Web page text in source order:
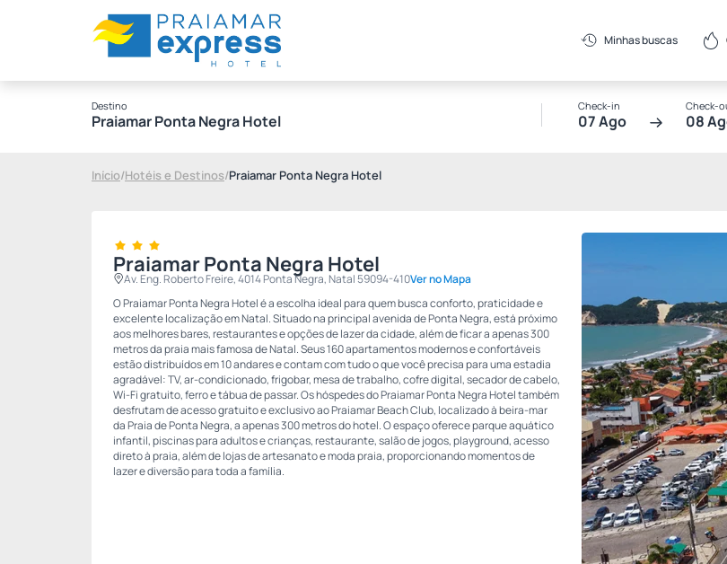
Minhas buscas
Destino
Praiamar Ponta Negra Hotel
Check-in
07 Ago
Check-
08
Início/Hotéis e Destinos/Praiamar Ponta Negra Hotel
Praiamar Ponta Negra Hotel
Av. Eng. Roberto Freire, 4014 Ponta Negra, Natal 59094-410Ver no Mapa
O Praiamar Ponta Negra Hotel é a escolha ideal para quem busca conforto, praticidade e
excelente localização em Natal. Situado na principal avenida de Ponta Negra, está próximo
aos melhores bares, restaurantes e opções de lazer da cidade, além de ficar a apenas 300
metros da praia mais famosa de Natal. Seus 160 apartamentos modernos e confortáveis
estão distribuídos em 10 andares e contam com tudo o que você precisa para uma estadia
agradável: TV, ar-condicionado, frigobar, mesa de trabalho, cofre digital, secador de cabelo,
Wi-Fi gratuito, ferro e tábua de passar. Os hóspedes do Praiamar Ponta Negra Hotel também
desfrutam de acesso gratuito e exclusivo ao Praiamar Beach Club, localizado à beira-mar
da Praia de Ponta Negra, a apenas 300 metros do hotel. O espaço oferece parque aquático
infantil, piscinas para adultos e crianças, restaurante, salão de jogos, playground, acesso
direto à praia, além de lojas de artesanato e moda praia, proporcionando momentos de
lazer e diversão para toda a família.